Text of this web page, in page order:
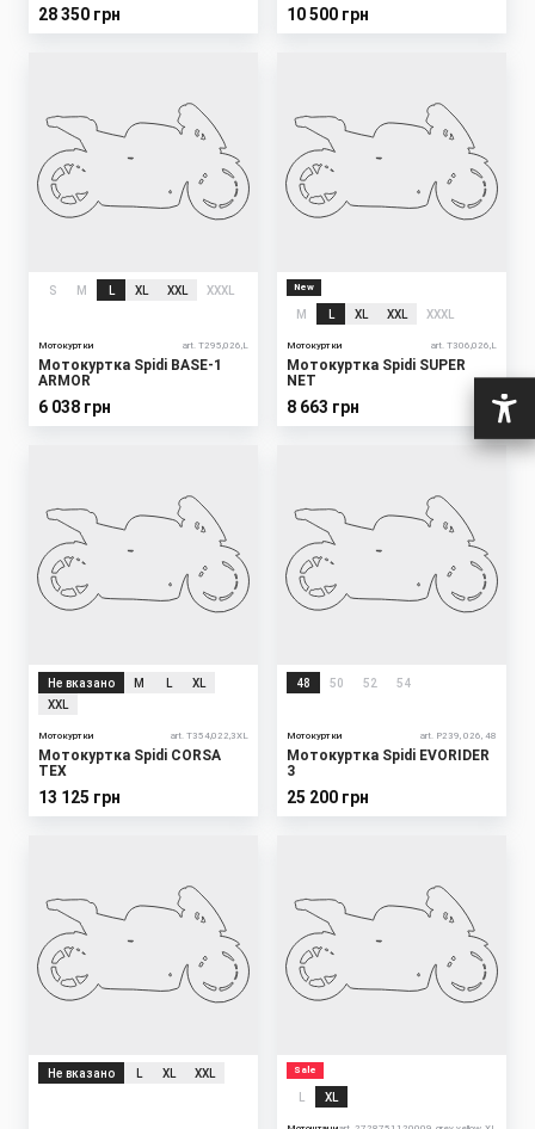
28 350 грн 10 500 грн
S M XL XXL XXXL
Мотокуртки art. T295,026,L
Мотокуртка Spidi BASE-1
ARMOR
6 038 грн
New
M XL XXL XXXL
Мотокуртки art. T306,026,L
Мотокуртка Spidi SUPER
NET
8 663 грн
Не вказано M
XL
XXL
Мотокуртки art. T354,022,3XL
Мотокуртка Spidi CORSA
TEX
13 125 грн
48 50 52 54
Мотокуртки art. P239, 026, 48
Мотокуртка Spidi EVORIDER
3
25 200 грн
Не вказано XL XXL Sale
XL